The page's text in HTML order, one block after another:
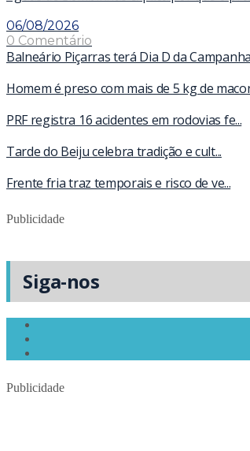
06/08/2026
0 Comentário
Balneário Piçarras terá Dia D da
Homem é preso com mais de 5 kg de
PRF registra 16 acidentes em rodovias fe...
Tarde do Beiju celebra tradição e cult...
Frente fria traz temporais e risco de ve...
Publicidade
Siga-nos
Publicidade